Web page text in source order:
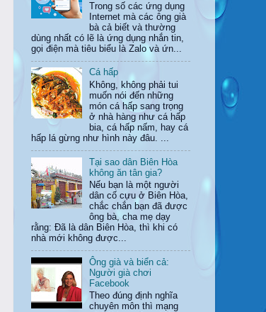
Trong số các ứng dụng
Internet mà các ông già
bà cả biết và thường
dùng nhất có lẽ là ứng dụng nhắn tin,
gọi điện mà tiêu biểu là Zalo và ứn...
Cá hấp
Không, không phải tui
muốn nói đến những
món cá hấp sang trọng
ở nhà hàng như cá hấp
bia, cá hấp nấm, hay cá
hấp lá gừng như hình này đâu. ...
Tại sao dân Biên Hòa
không ăn tân gia?
Nếu bạn là một người
dân cố cựu ở Biên Hòa,
chắc chắn bạn đã được
ông bà, cha mẹ dạy
rằng: Đã là dân Biên Hòa, thì khi có
nhà mới không được...
Ông già và biển cả:
Người già chơi
Facebook
Theo đúng định nghĩa
chuyên môn thì mạng